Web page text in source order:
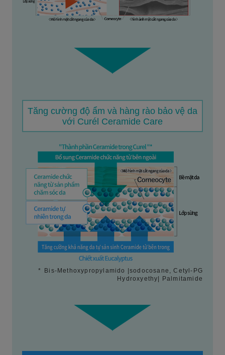
Tăng cường độ ẩm và hàng rào bảo vệ da
với Curél Ceramide Care
* Bis-Methoxypropylamido |sodocosane, Cetyl-PG
Hydroxyethy| Palmitamide